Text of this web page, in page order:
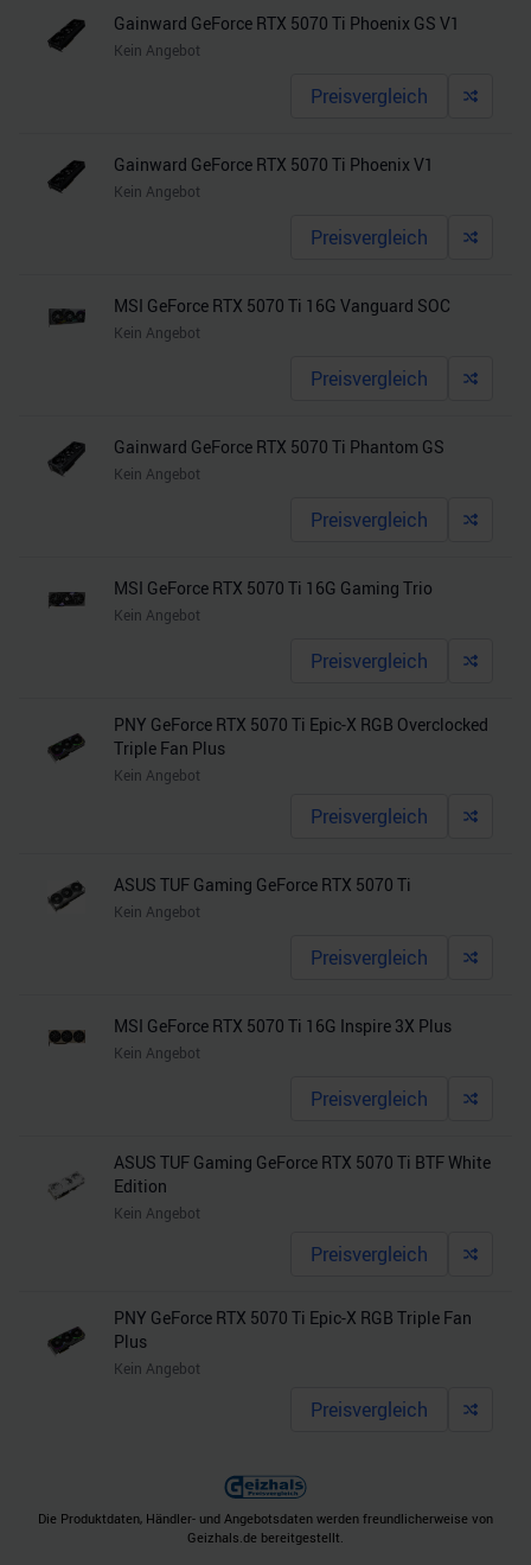
Gainward GeForce RTX 5070 Ti Phoenix GS V1
Kein Angebot
Preisvergleich
Gainward GeForce RTX 5070 Ti Phoenix V1
Kein Angebot
Preisvergleich
MSI GeForce RTX 5070 Ti 16G Vanguard SOC
Kein Angebot
Preisvergleich
Gainward GeForce RTX 5070 Ti Phantom GS
Kein Angebot
Preisvergleich
MSI GeForce RTX 5070 Ti 16G Gaming Trio
Kein Angebot
Preisvergleich
PNY GeForce RTX 5070 Ti Epic-X RGB Overclocked
Triple Fan Plus
Kein Angebot
Preisvergleich
ASUS TUF Gaming GeForce RTX 5070 Ti
Kein Angebot
Preisvergleich
MSI GeForce RTX 5070 Ti 16G Inspire 3X Plus
Kein Angebot
Preisvergleich
ASUS TUF Gaming GeForce RTX 5070 Ti BTF White
Edition
Kein Angebot
Preisvergleich
PNY GeForce RTX 5070 Ti Epic-X RGB Triple Fan
Plus
Kein Angebot
Preisvergleich
Die Produktdaten, Händler- und Angebotsdaten werden freundlicherweise von
Geizhals.de bereitgestellt.